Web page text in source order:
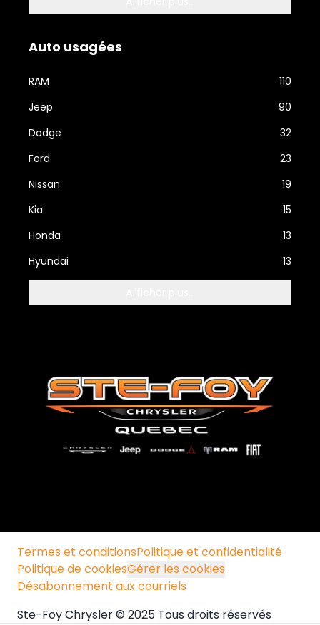
Auto usagées
RAM
110
Jeep
90
Dodge
32
Ford
23
Nissan
19
Kia
15
Honda
13
Hyundai
13
Termes et conditionsPolitique et confidentialité
Politique de cookiesGérer les cookies
Désabonnement aux courriels
Ste-Foy Chrysler © 2025 Tous droits réservés